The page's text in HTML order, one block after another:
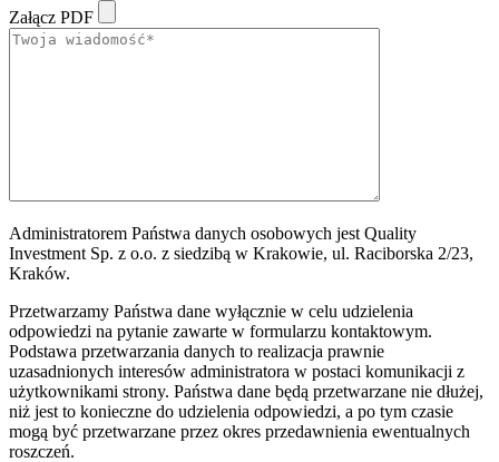
Załącz PDF
Administratorem Państwa danych osobowych jest Quality
Investment Sp. z o.o. z siedzibą w Krakowie, ul. Raciborska 2/23,
Kraków.
Przetwarzamy Państwa dane wyłącznie w celu udzielenia
odpowiedzi na pytanie zawarte w formularzu kontaktowym.
Podstawa przetwarzania danych to realizacja prawnie
uzasadnionych interesów administratora w postaci komunikacji z
użytkownikami strony. Państwa dane będą przetwarzane nie dłużej,
niż jest to konieczne do udzielenia odpowiedzi, a po tym czasie
mogą być przetwarzane przez okres przedawnienia ewentualnych
roszczeń.